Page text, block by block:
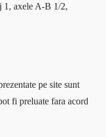
1, axele A-B 1/2,
pe site sunt
fi preluate fara acord